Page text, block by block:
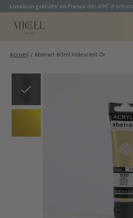
Livraison gratuite en France dès 69€ d'achats
Accueil / Abstract 60ml Iridescent Or